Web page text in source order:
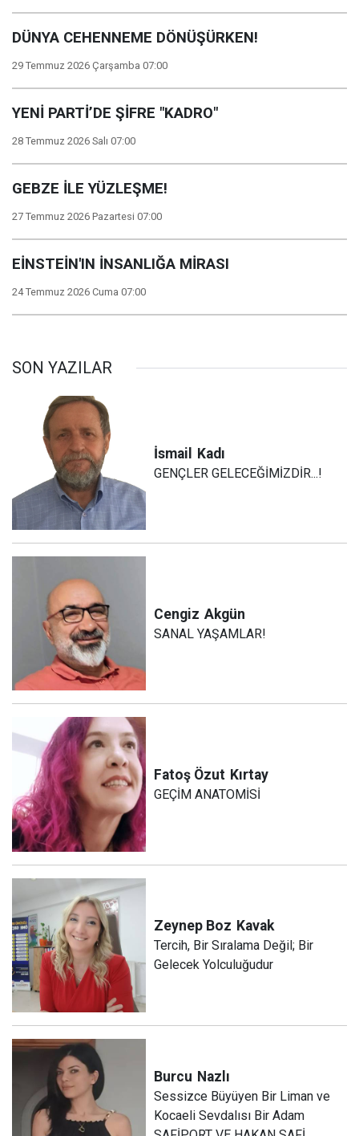
DÜNYA CEHENNEME DÖNÜŞÜRKEN!
29 Temmuz 2026 Çarşamba 07:00
YENİ PARTİ’DE ŞİFRE "KADRO"
28 Temmuz 2026 Salı 07:00
GEBZE İLE YÜZLEŞME!
27 Temmuz 2026 Pazartesi 07:00
EİNSTEİN'IN İNSANLIĞA MİRASI
24 Temmuz 2026 Cuma 07:00
SON YAZILAR
İsmail Kadı
GENÇLER GELECEĞİMİZDİR...!
Cengiz Akgün
SANAL YAŞAMLAR!
Fatoş Özut Kırtay
GEÇİM ANATOMİSİ
Zeynep Boz Kavak
Tercih, Bir Sıralama Değil; Bir
Gelecek Yolculuğudur
Burcu Nazlı
Sessizce Büyüyen Bir Liman ve
Kocaeli Sevdalısı Bir Adam